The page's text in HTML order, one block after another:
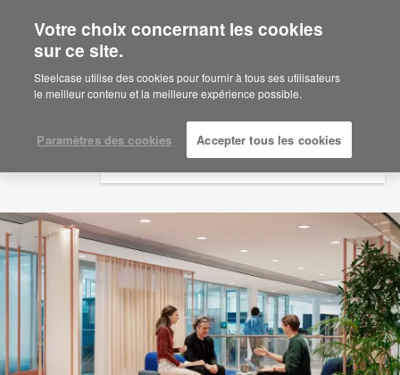
Are you in United States?
Would you like to see Products we sell in
your region?
English
Español
Votre choix concernant les cookies
sur ce site.
Steelcase utilise des cookies pour fournir à tous ses utilisateurs
le meilleur contenu et la meilleure expérience possible.
Paramètres des cookies Accepter tous les cookies